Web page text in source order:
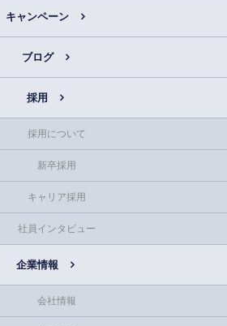
キャンペーン
ブログ
採用
採用について
新卒採用
キャリア採用
社員インタビュー
企業情報
会社情報